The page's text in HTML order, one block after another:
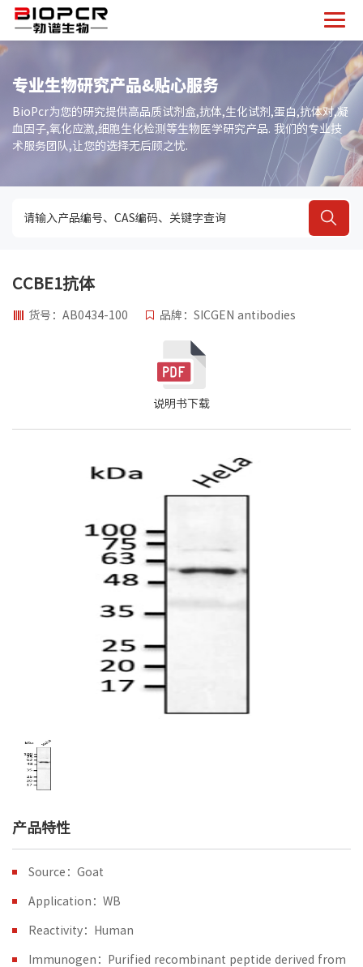
专业生物研究产品&贴心服务
BioPcr为您的研究提供高品质试剂盒,抗体,生化试剂,蛋白,抗体对,凝
血因子,氧化应激,细胞生化检测等生物医学研究产品. 我们的专业技
术服务团队,让您的选择无后顾之忧.
CCBE1抗体
货号：AB0434-100 品牌：SICGEN antibodies
说明书下载
产品特性
Source：Goat
Application：WB
Reactivity：Human
Immunogen：Purified recombinant peptide derived from